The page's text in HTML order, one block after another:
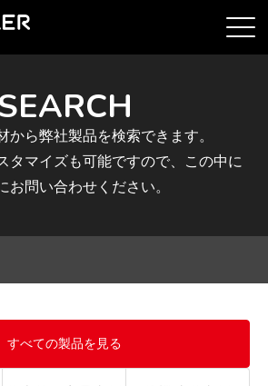
から弊社製品を検索できます。
タマイズも可能ですので、この中に
お問い合わせください。
すべての製品を見る